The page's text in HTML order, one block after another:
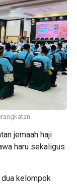
jemaah haji
haru sekaligus
kelompok